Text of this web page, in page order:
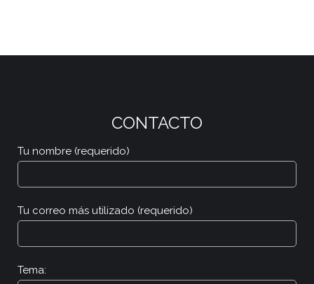
CONTACTO
Tu nombre (requerido)
Tu correo más utilizado (requerido)
Tema: